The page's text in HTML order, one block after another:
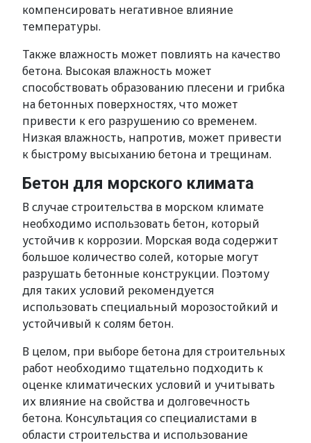
компенсировать негативное влияние
температуры.
Также влажность может повлиять на качество
бетона. Высокая влажность может
способствовать образованию плесени и грибка
на бетонных поверхностях, что может
привести к его разрушению со временем.
Низкая влажность, напротив, может привести
к быстрому высыханию бетона и трещинам.
Бетон для морского климата
В случае строительства в морском климате
необходимо использовать бетон, который
устойчив к коррозии. Морская вода содержит
большое количество солей, которые могут
разрушать бетонные конструкции. Поэтому
для таких условий рекомендуется
использовать специальный морозостойкий и
устойчивый к солям бетон.
В целом, при выборе бетона для строительных
работ необходимо тщательно подходить к
оценке климатических условий и учитывать
их влияние на свойства и долговечность
бетона. Консультация со специалистами в
области строительства и использование